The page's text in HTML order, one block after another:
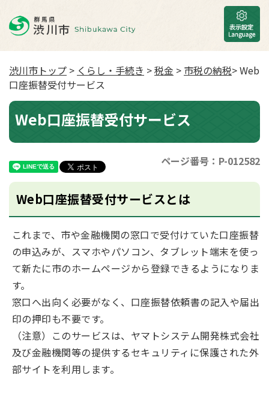
渋川市トップ > くらし・手続き >税金 > 市税の納税> Web
口座振替受付サービス
Web口座振替受付サービス
ページ番号：P-012582
Web口座振替受付サービスとは
これまで、市や金融機関の窓口で受付けていた口座振替
の申込みが、スマホやパソコン、タブレット端末を使っ
て新たに市のホームページから登録できるようになりま
す。
窓口へ出向く必要がなく、口座振替依頼書の記入や届出
印の押印も不要です。
（注意）このサービスは、ヤマトシステム開発株式会社
及び金融機関等の提供するセキュリティに保護された外
部サイトを利用します。